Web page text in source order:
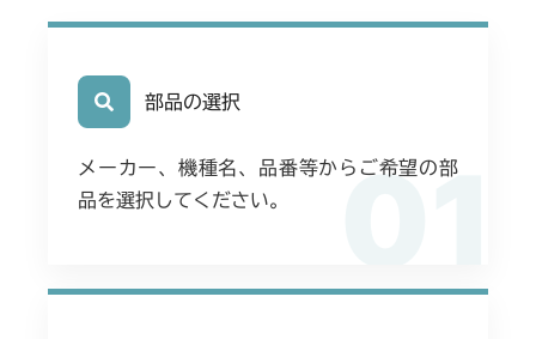
01
部品の選択
メーカー、機種名、品番等からご希望の部
品を選択してください。